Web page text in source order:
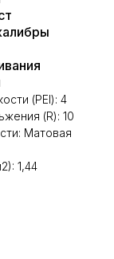
(PEI): 4
(R): 10
Матовая
1,44